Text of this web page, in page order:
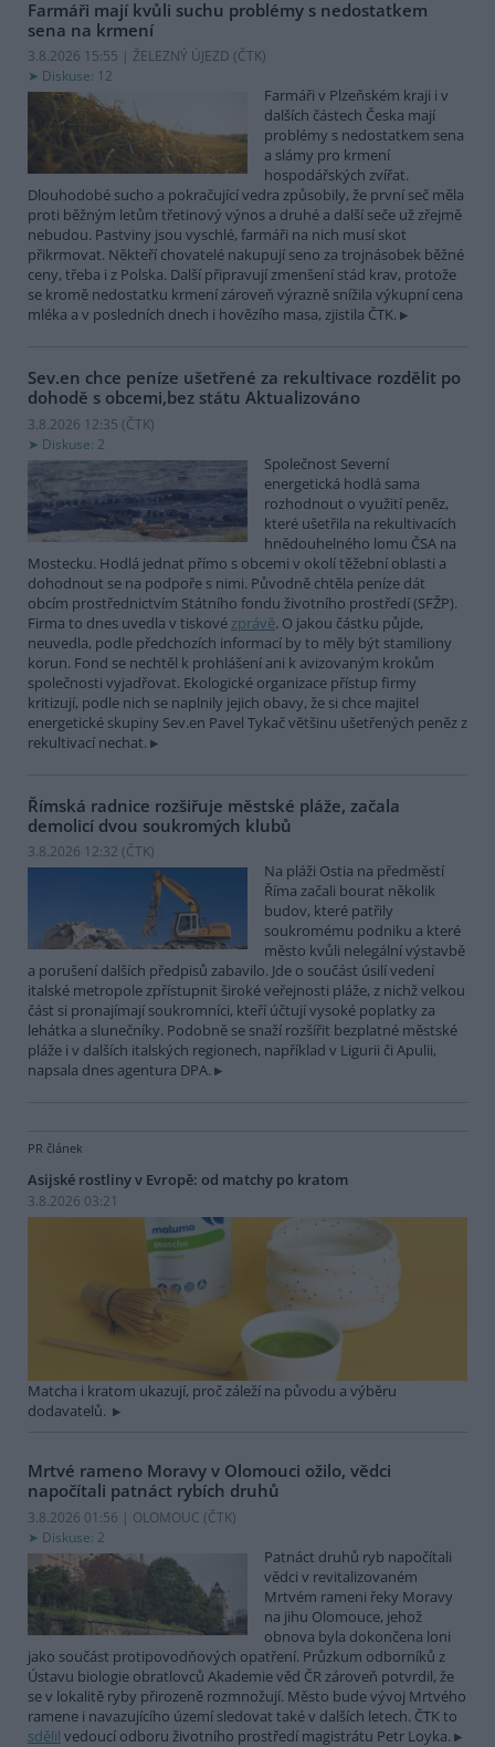
Farmáři mají kvůli suchu problémy s nedostatkem
sena na krmení
3.8.2026 15:55 | ŽELEZNÝ ÚJEZD (ČTK)
Diskuse: 12
Farmáři v Plzeňském kraji i v
dalších částech Česka mají
problémy s nedostatkem sena
a slámy pro krmení
hospodářských zvířat.
Dlouhodobé sucho a pokračující vedra způsobily, že první seč měla
proti běžným letům třetinový výnos a druhé a další seče už zřejmě
nebudou. Pastviny jsou vyschlé, farmáři na nich musí skot
přikrmovat. Někteří chovatelé nakupují seno za trojnásobek běžné
ceny, třeba i z Polska. Další připravují zmenšení stád krav, protože
se kromě nedostatku krmení zároveň výrazně snížila výkupní cena
mléka a v posledních dnech i hovězího masa, zjistila ČTK.
Sev.en chce peníze ušetřené za rekultivace rozdělit po
dohodě s obcemi,bez státu Aktualizováno
3.8.2026 12:35 (ČTK)
Diskuse: 2
Společnost Severní
energetická hodlá sama
rozhodnout o využití peněz,
které ušetřila na rekultivacích
hnědouhelného lomu ČSA na
Mostecku. Hodlá jednat přímo s obcemi v okolí těžební oblasti a
dohodnout se na podpoře s nimi. Původně chtěla peníze dát
obcím prostřednictvím Státního fondu životního prostředí (SFŽP).
Firma to dnes uvedla v tiskovézprávě. O jakou částku půjde,
neuvedla, podle předchozích informací by to měly být stamiliony
korun. Fond se nechtěl k prohlášení ani k avizovaným krokům
společnosti vyjadřovat. Ekologické organizace přístup firmy
kritizují, podle nich se naplnily jejich obavy, že si chce majitel
energetické skupiny Sev.en Pavel Tykač většinu ušetřených peněz z
rekultivací nechat.
Římská radnice rozšiřuje městské pláže, začala
demolicí dvou soukromých klubů
3.8.2026 12:32 (ČTK)
Na pláži Ostia na předměstí
Říma začali bourat několik
budov, které patřily
soukromému podniku a které
město kvůli nelegální výstavbě
a porušení dalších předpisů zabavilo. Jde o součást úsilí vedení
italské metropole zpřístupnit široké veřejnosti pláže, z nichž velkou
část si pronajímají soukromníci, kteří účtují vysoké poplatky za
lehátka a slunečníky. Podobně se snaží rozšířit bezplatné městské
pláže i v dalších italských regionech, například v Ligurii či Apulii,
napsala dnes agentura DPA.
PR článek
Asijské rostliny v Evropě: od matchy po kratom
3.8.2026 03:21
Matcha i kratom ukazují, proč záleží na původu a výběru
dodavatelů.
Mrtvé rameno Moravy v Olomouci ožilo, vědci
napočítali patnáct rybích druhů
3.8.2026 01:56 | OLOMOUC (ČTK)
Diskuse: 2
Patnáct druhů ryb napočítali
vědci v revitalizovaném
Mrtvém rameni řeky Moravy
na jihu Olomouce, jehož
obnova byla dokončena loni
jako součást protipovodňových opatření. Průzkum odborníků z
Ústavu biologie obratlovců Akademie věd ČR zároveň potvrdil, že
se v lokalitě ryby přirozeně rozmnožují. Město bude vývoj Mrtvého
ramene i navazujícího území sledovat také v dalších letech. ČTK to
sdělil vedoucí odboru životního prostředí magistrátu Petr Loyka.